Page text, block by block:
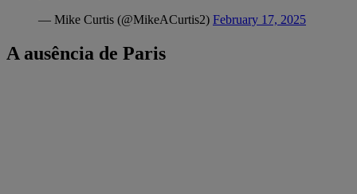
— Mike Curtis (@MikeACurtis2) February 17, 2025
A ausência de Paris